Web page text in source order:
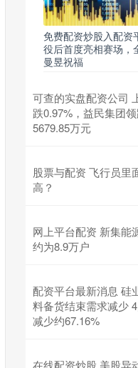
免费配资炒股入配资
役后首度亮相赛场，
曼昱祝福
可查的实盘配资公司
跌0.97%，益民集团
5679.85万元
股票与配资 飞行员里
高？
网上平台配资 新集能
约为8.9万户
配资平台最新消息 硅
料备货结束需求减少
减少约67.16%
在线配资炒股 美股异